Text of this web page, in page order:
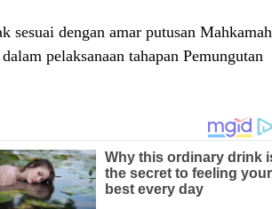
sesuai dengan amar putusan Mahkamah
pelaksanaan tahapan Pemungutan